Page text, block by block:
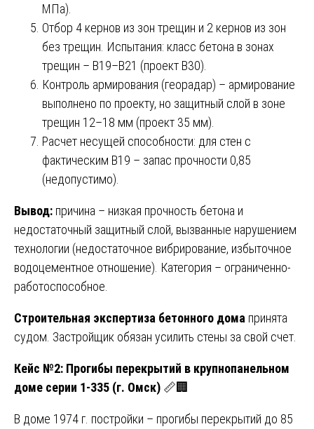
МПа).
Отбор 4 кернов из зон трещин и 2 кернов из зон
без трещин. Испытания: класс бетона в зонах
трещин – В19–В21 (проект В30).
Контроль армирования (георадар) – армирование
выполнено по проекту, но защитный слой в зоне
трещин 12–18 мм (проект 35 мм).
Расчет несущей способности: для стен с
фактическим В19 – запас прочности 0,85
(недопустимо).
Вывод: причина – низкая прочность бетона и
недостаточный защитный слой, вызванные нарушением
технологии (недостаточное вибрирование, избыточное
водоцементное отношение). Категория – ограниченно-
работоспособное.
Строительная экспертиза бетонного дома принята
судом. Застройщик обязан усилить стены за свой счет.
Кейс №2: Прогибы перекрытий в крупнопанельном
доме серии 1-335 (г. Омск) 📏🏢
В доме 1974 г. постройки – прогибы перекрытий до 85